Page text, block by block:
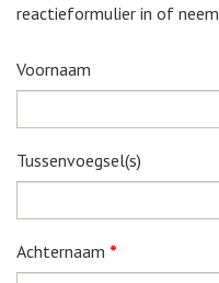
reactieformulier in of neem
Voornaam
Tussenvoegsel(s)
Achternaam *